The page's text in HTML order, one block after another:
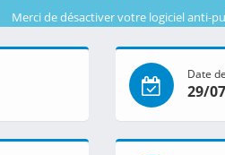
Merci de désactiver votre logiciel anti-
Date
29/